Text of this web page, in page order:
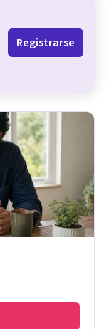
Registrarse